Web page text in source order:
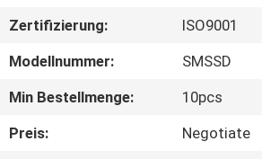
FABRIK-
AUSFLUG
QUALITÄTSKONTROLLE
Zertifizierung:
ISO9001
Modellnummer:
SMSSD
Min Bestellmenge:
10pcs
Preis:
Negotiate